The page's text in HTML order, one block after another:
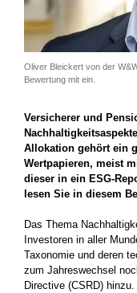
Oliver Bleickert von der
Bewertung mit ein.
Versicherer und
Allokation gehört ein
Wertpapieren, meist
dieser in ein ESG-
lesen Sie in diesem
Das Thema
Investoren in aller
Taxonomie und deren
zum Jahreswechsel
Directive (CSRD)